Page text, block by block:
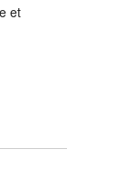
et